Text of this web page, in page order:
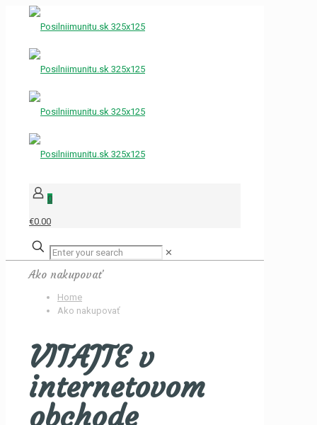
0
€0.00
✕
Ako nakupovať
Home
Ako nakupovať
VITAJTE v
internetovom
obchode